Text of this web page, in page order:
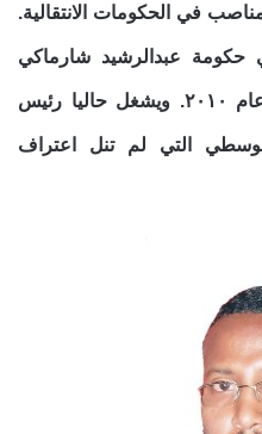
في الحكومات الانتقالية.
حكومة عبدالرشيد شارماكي
الأولي. كما اصبح وزيرا للدفاع عام ٢٠١٠. ويشغل حاليا رئيس
التي لم تنل اعتراف